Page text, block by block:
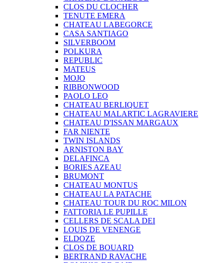
CLOS DU CLOCHER
TENUTE EMERA
CHATEAU LABEGORCE
CASA SANTIAGO
SILVERBOOM
POLKURA
REPUBLIC
MATEUS
MOJO
RIBBONWOOD
PAOLO LEO
CHATEAU BERLIQUET
CHATEAU MALARTIC LAGRAVIERE
CHATEAU D'ISSAN MARGAUX
FAR NIENTE
TWIN ISLANDS
ARNISTON BAY
DELAFINCA
BORIES AZEAU
BRUMONT
CHATEAU MONTUS
CHATEAU LA PATACHE
CHATEAU TOUR DU ROC MILON
FATTORIA LE PUPILLE
CELLERS DE SCALA DEI
LOUIS DE VENENGE
ELDOZE
CLOS DE BOUARD
BERTRAND RAVACHE